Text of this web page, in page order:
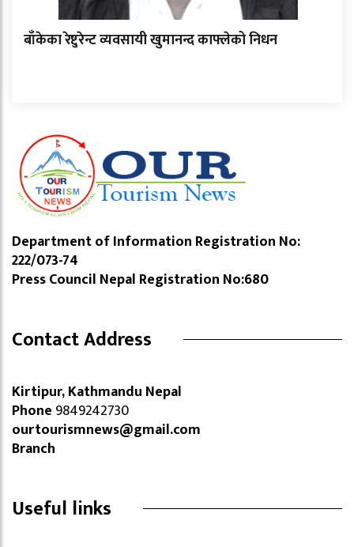
बाँकेका रेष्टुरेन्ट व्यवसायी खुमानन्द काफ्लेको निधन
Department of Information Registration No:
222/073-74
Press Council Nepal Registration No:680
Contact Address
Kirtipur, Kathmandu Nepal
Phone 9849242730
ourtourismnews@gmail.com
Branch
Useful links